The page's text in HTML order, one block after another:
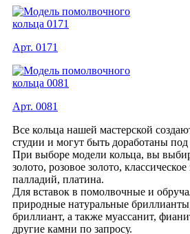
Арт. 0171
Арт. 0081
Все кольца нашей мастерской
студии и могут быть доработаны
При выборе модели кольца, вы
золото, розовое золото,
палладий, платина.
Для вставок в помолвочные и
природные натуральные
бриллиант, а также муассанит,
другие камни по запросу.